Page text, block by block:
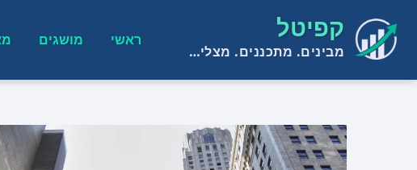
קפיטל
מבינים. מתכננים. מצליחים.
ראשי מושגים